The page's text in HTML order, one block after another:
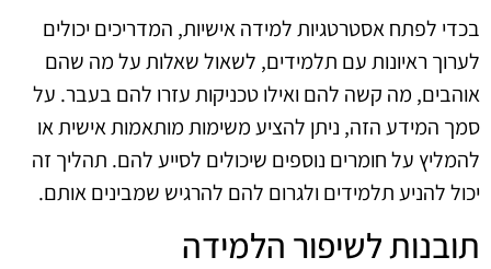
בכדי לפתח אסטרטגיות למידה אישיות, המדריכים יכולים
לערוך ראיונות עם תלמידים, לשאול שאלות על מה שהם
אוהבים, מה קשה להם ואילו טכניקות עזרו להם בעבר. על
סמך המידע הזה, ניתן להציע משימות מותאמות אישית או
להמליץ על חומרים נוספים שיכולים לסייע להם. תהליך זה
יכול להניע תלמידים ולגרום להם להרגיש שמבינים אותם.
תובנות לשיפור הלמידה